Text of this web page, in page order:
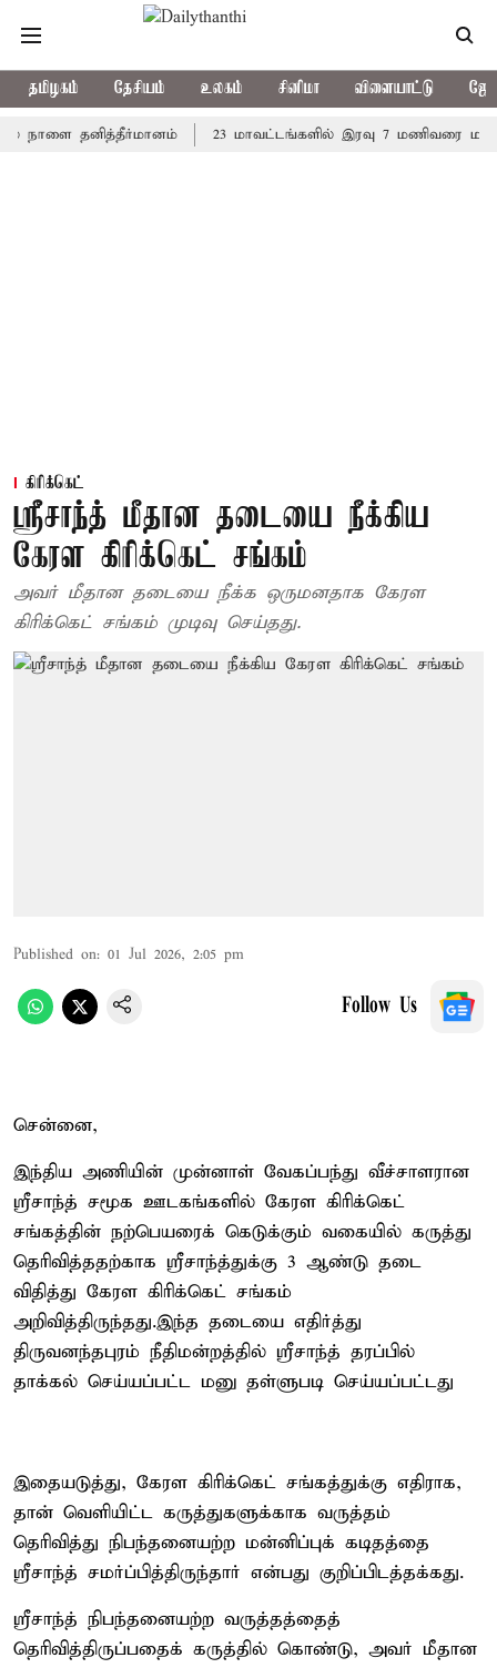
தமிழகம் தேசியம் உலகம் சினிமா விளையாட்டு
தனித்தீர்மானம் 23 மாவட்டங்களில் இரவு 7 மணிவரை மழை
கிரிக்கெட்
ஸ்ரீசாந்த் மீதான தடையை நீக்கிய
கேரள கிரிக்கெட் சங்கம்
அவர் மீதான தடையை நீக்க ஒருமனதாக கேரள
கிரிக்கெட் சங்கம் முடிவு செய்தது.
Published on: 01 Jul 2026, 2:05 pm
Follow Us
சென்னை,
இந்திய அணியின் முன்னாள் வேகப்பந்து வீச்சாளரான
ஸ்ரீசாந்த் சமூக ஊடகங்களில் கேரள கிரிக்கெட்
சங்கத்தின் நற்பெயரைக் கெடுக்கும் வகையில் கருத்து
தெரிவித்ததற்காக ஸ்ரீசாந்த்துக்கு 3 ஆண்டு தடை
விதித்து கேரள கிரிக்கெட் சங்கம்
அறிவித்திருந்தது.இந்த தடையை எதிர்த்து
திருவனந்தபுரம் நீதிமன்றத்தில் ஸ்ரீசாந்த் தரப்பில்
தாக்கல் செய்யப்பட்ட மனு தள்ளுபடி செய்யப்பட்டது
இதையடுத்து, கேரள கிரிக்கெட் சங்கத்துக்கு எதிராக,
தான் வெளியிட்ட கருத்துகளுக்காக வருத்தம்
தெரிவித்து நிபந்தனையற்ற மன்னிப்புக் கடிதத்தை
ஸ்ரீசாந்த் சமர்ப்பித்திருந்தார் என்பது குறிப்பிடத்தக்கது.
ஸ்ரீசாந்த் நிபந்தனையற்ற வருத்தத்தைத்
தெரிவித்திருப்பதைக் கருத்தில் கொண்டு, அவர் மீதான